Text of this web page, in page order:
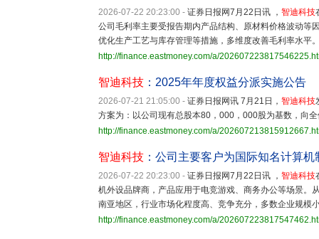
2026-07-22 20:23:00 - 证券日报网7月22日讯 ， 智迪科技
公司毛利率主要受报告期内产品结构、原材料价格波动等
优化生产工艺与库存管理等措施，多维度改善毛利率水平
http://finance.eastmoney.com/a/
智迪科技 ：2025年年度权益分派实施公告
2026-07-21 21:05:00 - 证券日报网讯 7月21日， 智迪科技
方案为：以公司现有总股本80，000，000股为基数，向
http://finance.eastmoney.com/a/
智迪科技 ：公司主要客户为国际知名计算
2026-07-22 20:23:00 - 证券日报网7月22日讯 ， 智迪科技
机外设品牌商，产品应用于电竞游戏、商务办公等场景。
南亚地区，行业市场化程度高、竞争充分，多数企业规模
http://finance.eastmoney.com/a/